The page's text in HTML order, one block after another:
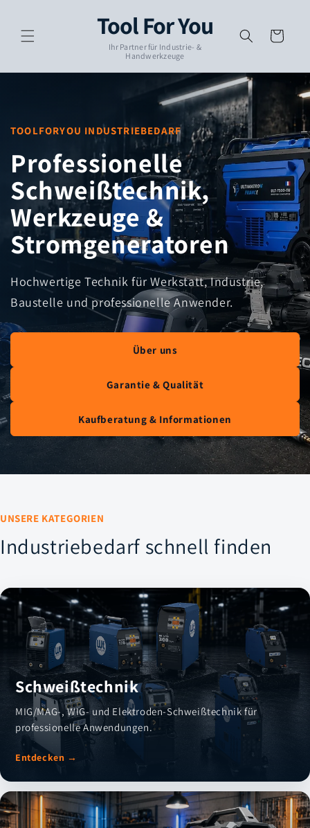
Tool For You
Ihr Partner für Industrie- &
Handwerkzeuge
Cart
TOOLFORYOU INDUSTRIEBEDARF
Professionelle
Schweißtechnik,
Werkzeuge &
Stromgeneratoren
Hochwertige Technik für Werkstatt, Industrie,
Baustelle und professionelle Anwender.
Über uns
Garantie & Qualität
Kaufberatung & Informationen
UNSERE KATEGORIEN
Industriebedarf schnell finden
Schweißtechnik
MIG/MAG-, WIG- und Elektroden-Schweißtechnik für
professionelle Anwendungen.
Entdecken →